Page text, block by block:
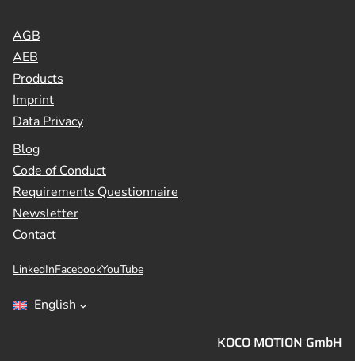
AGB
AEB
Products
Imprint
Data Privacy
Blog
Code of Conduct
Requirements Questionnaire
Newsletter
Contact
LinkedInFacebookYouTube
English
KOCO MOTION GmbH